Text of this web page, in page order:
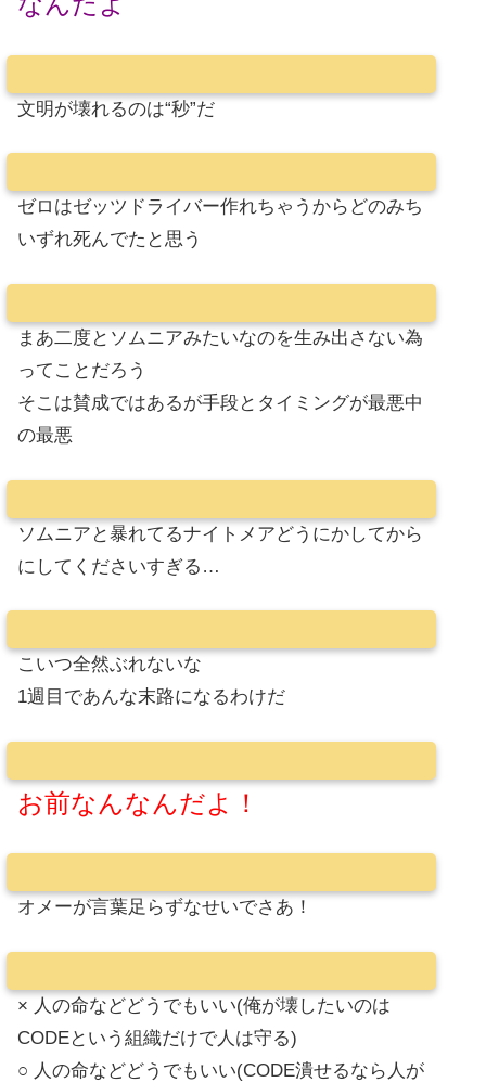
文明が壊れるのは“秒”だ
ゼロはゼッツドライバー作れちゃうからどのみち
いずれ死んでたと思う
まあ二度とソムニアみたいなのを生み出さない為
ってことだろう
そこは賛成ではあるが手段とタイミングが最悪中
の最悪
ソムニアと暴れてるナイトメアどうにかしてから
にしてくださいすぎる…
こいつ全然ぶれないな
1週目であんな末路になるわけだ
お前なんなんだよ！
オメーが言葉足らずなせいでさあ！
× 人の命などどうでもいい(俺が壊したいのは
CODEという組織だけで人は守る)
○ 人の命などどうでもいい(CODE潰せるなら人が